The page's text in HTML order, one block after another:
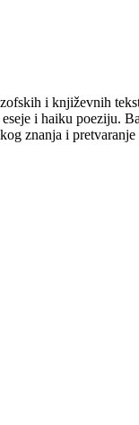
i književnih
i haiku poeziju.
znanja i